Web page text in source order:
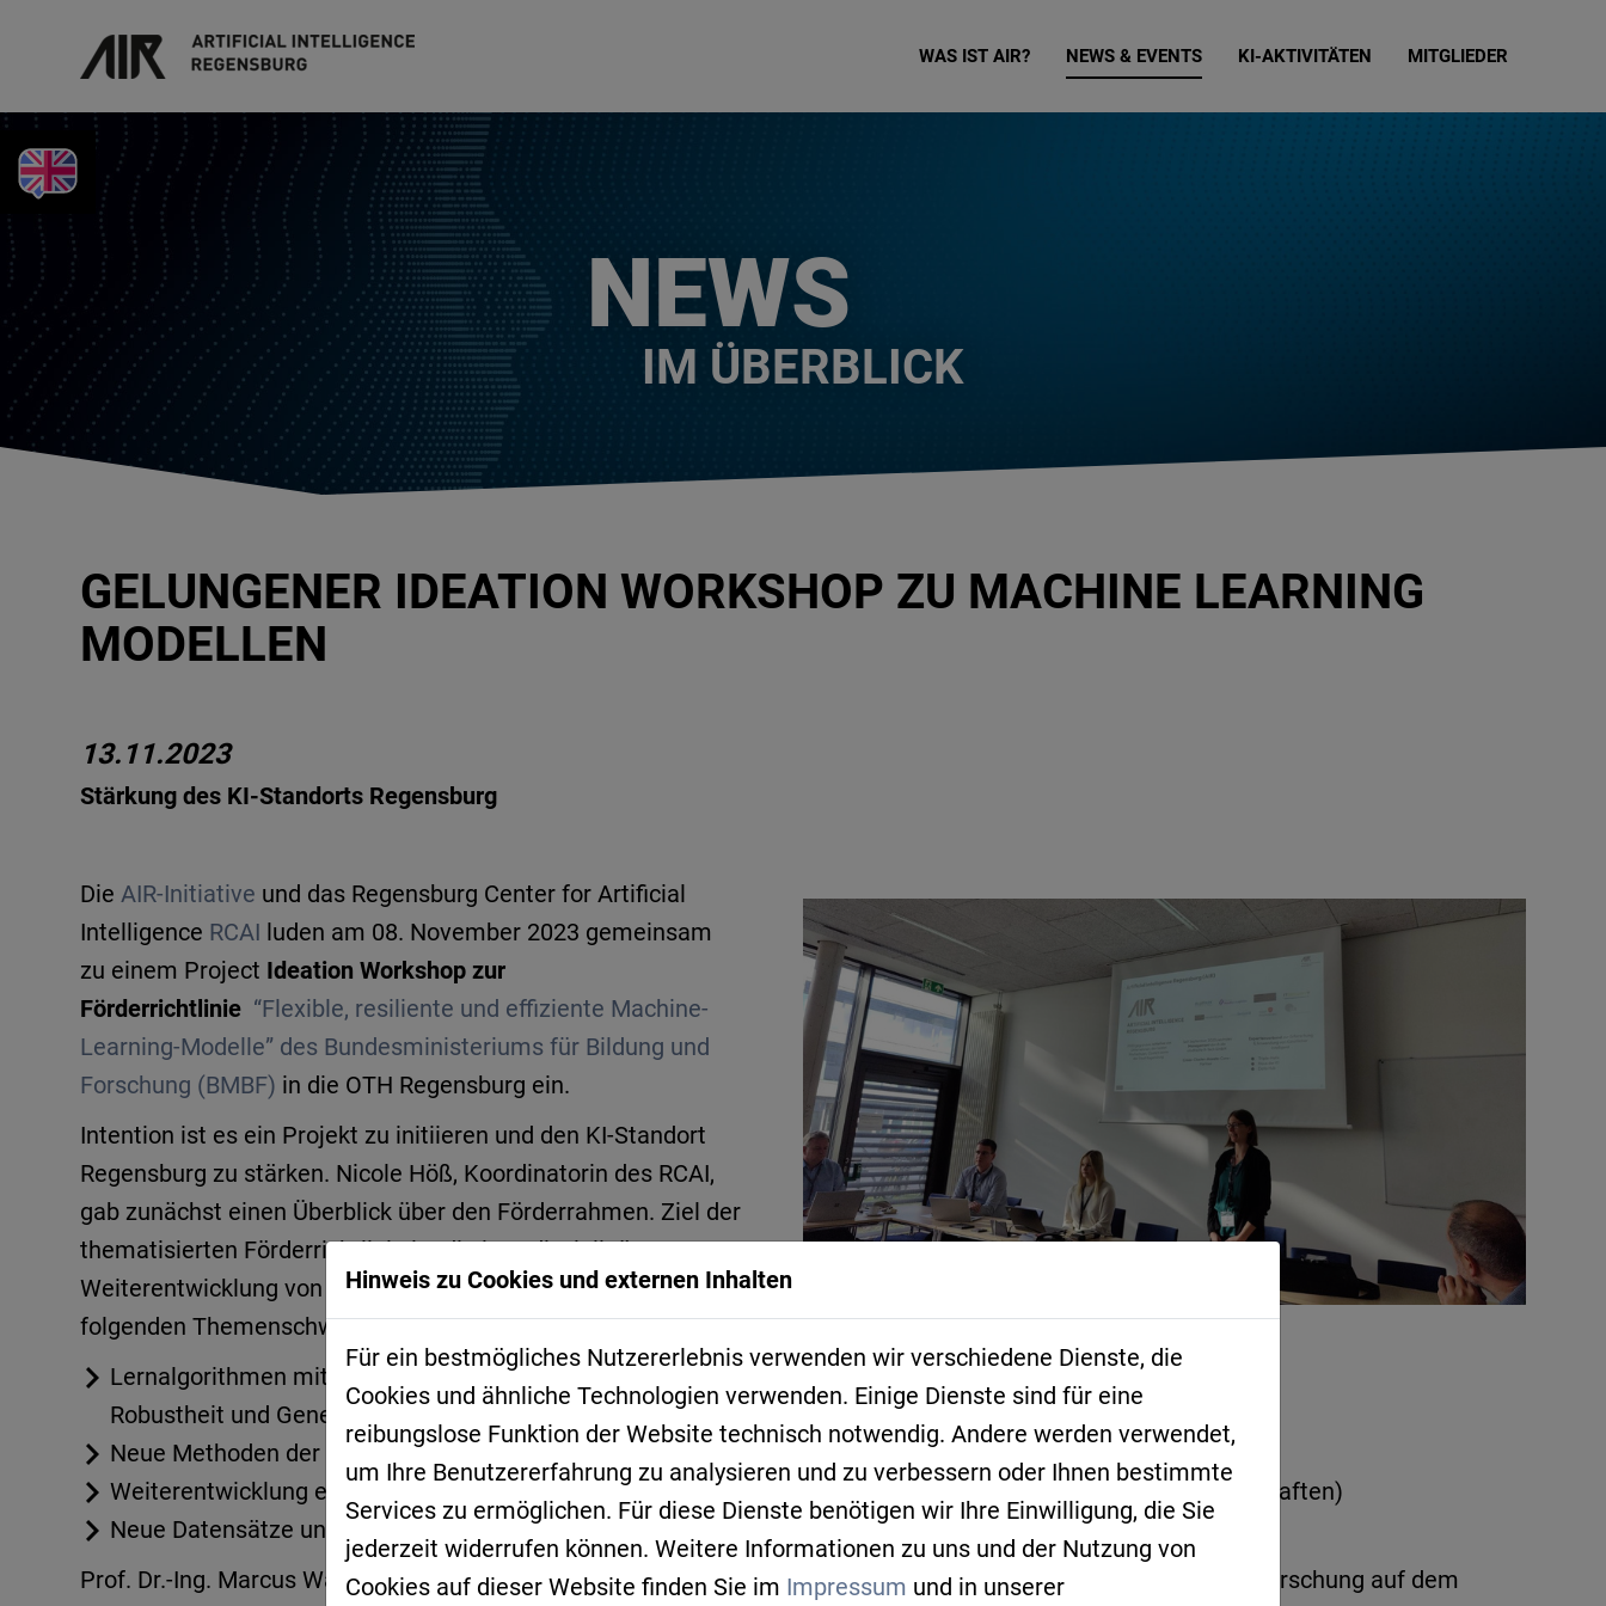
WAS IST AIR? NEWS & EVENTS KI-AKTIVITÄTEN MITGLIEDER
KEYFACTS IN ENGLISH
NEWS
IM ÜBERBLICK
GELUNGENER IDEATION WORKSHOP ZU MACHINE LEARNING
MODELLEN
13.11.2023
Stärkung des KI-Standorts Regensburg
Die AIR-Initiative und das Regensburg Center for Artificial
Intelligence RCAI luden am 08. November 2023 gemeinsam
zu einem Project Ideation Workshop zur
Förderrichtlinie “Flexible, resiliente und effiziente Machine-
Learning-Modelle” des Bundesministeriums für Bildung und
Forschung (BMBF) in die OTH Regensburg ein.
Intention ist es ein Projekt zu initiieren und den KI-Standort
Regensburg zu stärken. Nicole Höß, Koordinatorin des RCAI,
gab zunächst einen Überblick über den Förderrahmen. Ziel der
thematisierten Förderrichtlinie ist die interdisziplinäre
Weiterentwicklung von Machine-Learning-Modellen zu
folgenden Themenschwerpunkten:
Lernalgorithmen mit höherer
Robustheit und Generalisierbarkeit auf neue Anwendungsdomänen
Neue Methoden der informierten KI zur Integration von Domänenwissen in Modelle und Datensätze
Weiterentwicklung etablierter Simulationsmodelle durch Machine Learning (besonders in den Naturwissenschaften)
Neue Datensätze und Architekturen für robuste und effiziente Foundation Models
Prof. Dr.-Ing. Marcus Wagner und Philipp Stocker gewährten spannende Einblicke in aktuelle und zukünftige KI-Forschung auf dem
Hinweis zu Cookies und externen Inhalten
Für ein bestmögliches Nutzererlebnis verwenden wir verschiedene Dienste, die
Cookies und ähnliche Technologien verwenden. Einige Dienste sind für eine
reibungslose Funktion der Website technisch notwendig. Andere werden verwendet,
um Ihre Benutzererfahrung zu analysieren und zu verbessern oder Ihnen bestimmte
Services zu ermöglichen. Für diese Dienste benötigen wir Ihre Einwilligung, die Sie
jederzeit widerrufen können. Weitere Informationen zu uns und der Nutzung von
Cookies auf dieser Website finden Sie im Impressum und in unserer